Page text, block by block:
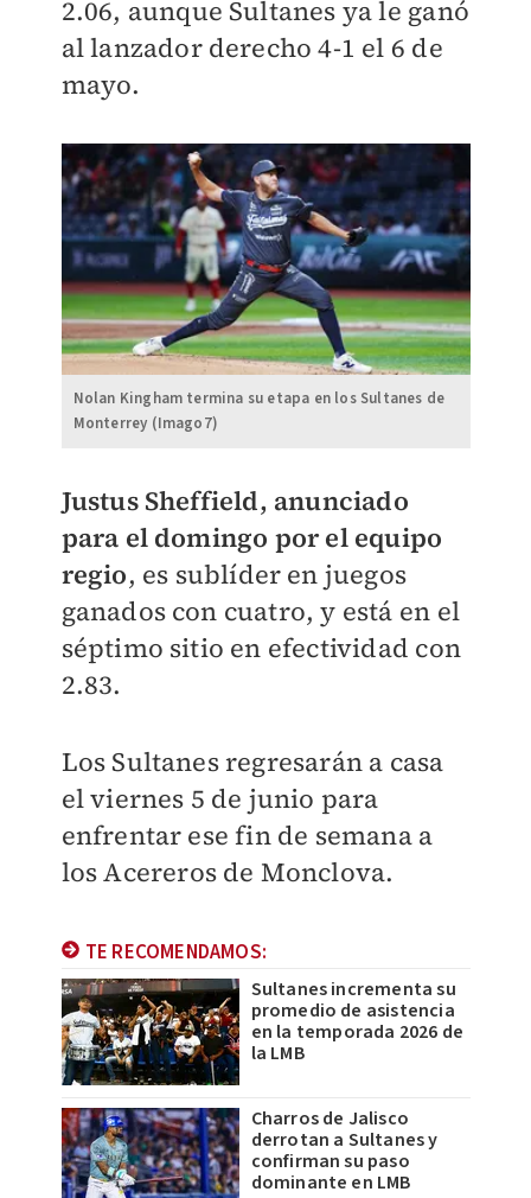
2.06, aunque Sultanes ya le ganó
al lanzador derecho 4-1 el 6 de
mayo.
Nolan Kingham termina su etapa en los Sultanes de
Monterrey (Imago7)
Justus Sheffield, anunciado
para el domingo por el equipo
regio, es sublíder en juegos
ganados con cuatro, y está en el
séptimo sitio en efectividad con
2.83.
Los Sultanes regresarán a casa
el viernes 5 de junio para
enfrentar ese fin de semana a
los Acereros de Monclova.
TE RECOMENDAMOS:
Sultanes incrementa su
promedio de asistencia
en la temporada 2026 de
la LMB
Charros de Jalisco
derrotan a Sultanes y
confirman su paso
dominante en LMB